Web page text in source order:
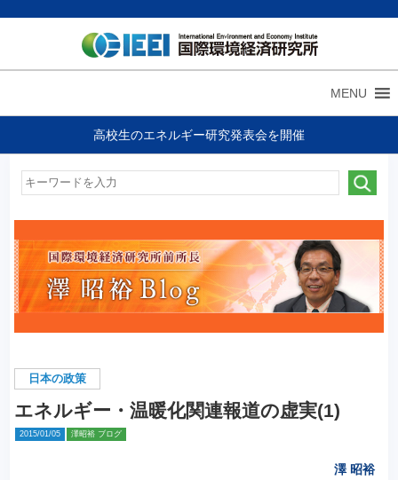
MENU
高校生のエネルギー研究発表会を開催
日本の政策
エネルギー・温暖化関連報道の虚実(1)
2015/01/05 澤昭裕 ブログ
澤 昭裕